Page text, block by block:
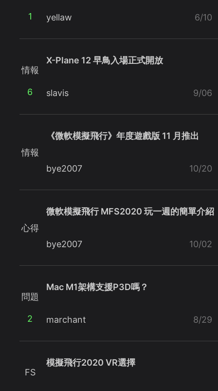
1 yellaw 6/10
情報
6
X-Plane 12 早鳥入場正式開放
slavis 9/06
情報
《微軟模擬飛行》年度遊戲版 11 月推出
bye2007 10/20
心得
微軟模擬飛行 MFS2020 玩一週的簡單介紹
bye2007 10/02
問題
2
Mac M1架構支援P3D嗎？
marchant 8/29
FS
模擬飛行2020 VR選擇